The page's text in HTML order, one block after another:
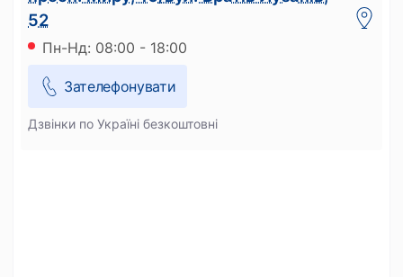
52
Пн-Нд: 08:00 - 18:00
Зателефонувати
Дзвінки по Україні безкоштовні